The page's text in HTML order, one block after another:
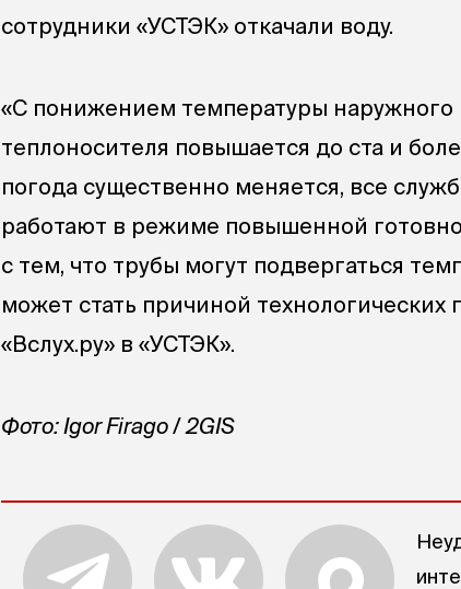
сотрудники «УСТЭК» откачали воду.
«С понижением температуры наружного
теплоносителя повышается до ста и
погода существенно меняется, все
работают в режиме повышенной
с тем, что трубы могут подвергаться
может стать причиной технологических
«Вслух.ру» в «УСТЭК».
Фото: Igor Firago / 2GIS